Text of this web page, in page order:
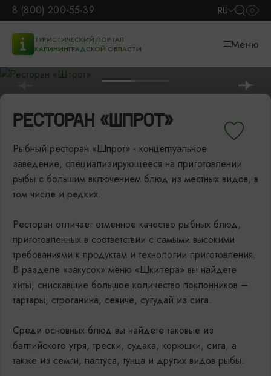
8 (800) 200-55-39 RU
ТУРИСТИЧЕСКИЙ ПОРТАЛ
КАЛИНИНГРАДСКОЙ ОБЛАСТИ
Меню
РЕСТОРАН «ШПРОТ»
Рыбный ресторан «Шпрот» - концептуальное
заведение, специализирующееся на приготовлении
рыбы с большим включением блюд из местных видов, в
том числе и редких.
Ресторан отличает отменное качество рыбных блюд,
приготовленных в соответствии с самыми высокими
требованиями к продуктам и технологии приготовления.
В разделе «закусок» меню «Шкипера» вы найдете
хиты, снискавшие большое количество поклонников –
тартары, строганина, севиче, сугудай из сига.
Среди основных блюд вы найдете таковые из
балтийского угря, трески, судака, корюшки, сига, а
также из семги, палтуса, тунца и других видов рыбы.